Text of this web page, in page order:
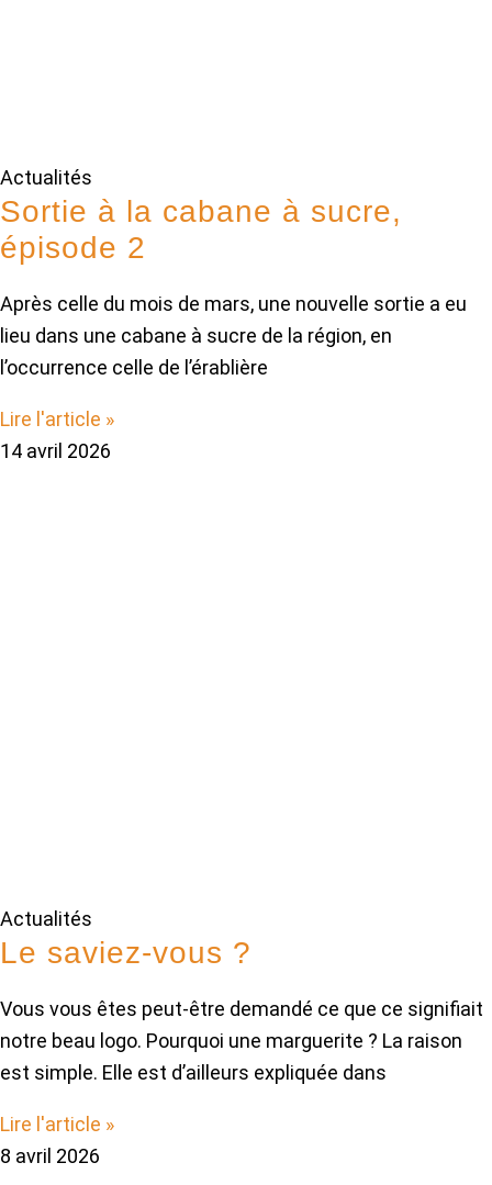
Actualités
Sortie à la cabane à sucre,
épisode 2
Après celle du mois de mars, une nouvelle sortie a eu
lieu dans une cabane à sucre de la région, en
l’occurrence celle de l’érablière
Lire l'article »
14 avril 2026
Actualités
Le saviez-vous ?
Vous vous êtes peut-être demandé ce que ce signifiait
notre beau logo. Pourquoi une marguerite ? La raison
est simple. Elle est d’ailleurs expliquée dans
Lire l'article »
8 avril 2026